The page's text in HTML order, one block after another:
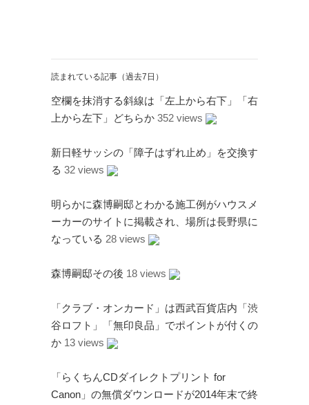
読まれている記事（過去7日）
空欄を抹消する斜線は「左上から右下」「右
上から左下」どちらか 352 views
新日軽サッシの「障子はずれ止め」を交換す
る 32 views
明らかに森博嗣邸とわかる施工例がハウスメ
ーカーのサイトに掲載され、場所は長野県に
なっている 28 views
森博嗣邸その後 18 views
「クラブ・オンカード」は西武百貨店内「渋
谷ロフト」「無印良品」でポイントが付くの
か 13 views
「らくちんCDダイレクトプリント for
Canon」の無償ダウンロードが2014年末で終